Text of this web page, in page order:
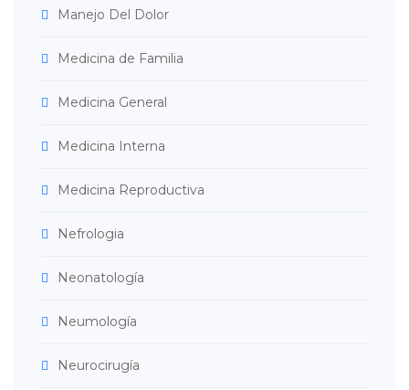
Manejo Del Dolor
Medicina de Familia
Medicina General
Medicina Interna
Medicina Reproductiva
Nefrologia
Neonatología
Neumología
Neurocirugía